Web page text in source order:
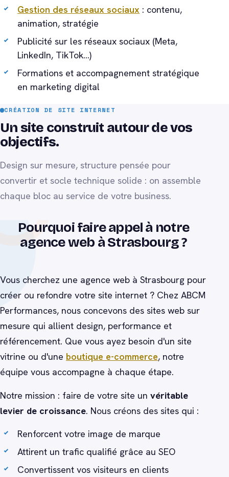
Gestion des réseaux sociaux : contenu,
animation, stratégie
Publicité sur les réseaux sociaux (Meta,
LinkedIn, TikTok…)
Formations et accompagnement stratégique
en marketing digital
CRÉATION DE SITE INTERNET
Un site construit autour de vos
objectifs.
Design sur mesure, structure pensée pour
convertir et socle technique solide : on assemble
chaque bloc au service de votre business.
votre-site.fr
Pourquoi faire appel à notre
agence web à Strasbourg ?
Vous cherchez une agence web à Strasbourg pour
créer ou refondre votre site internet ? Chez ABCM
Performances, nous concevons des sites web sur
mesure qui allient design, performance et
référencement. Que vous ayez besoin d'un site
vitrine ou d'une boutique e-commerce, notre
équipe vous accompagne à chaque étape.
Notre mission : faire de votre site un véritable
levier de croissance. Nous créons des sites qui :
Renforcent votre image de marque
Attirent un trafic qualifié grâce au SEO
Convertissent vos visiteurs en clients